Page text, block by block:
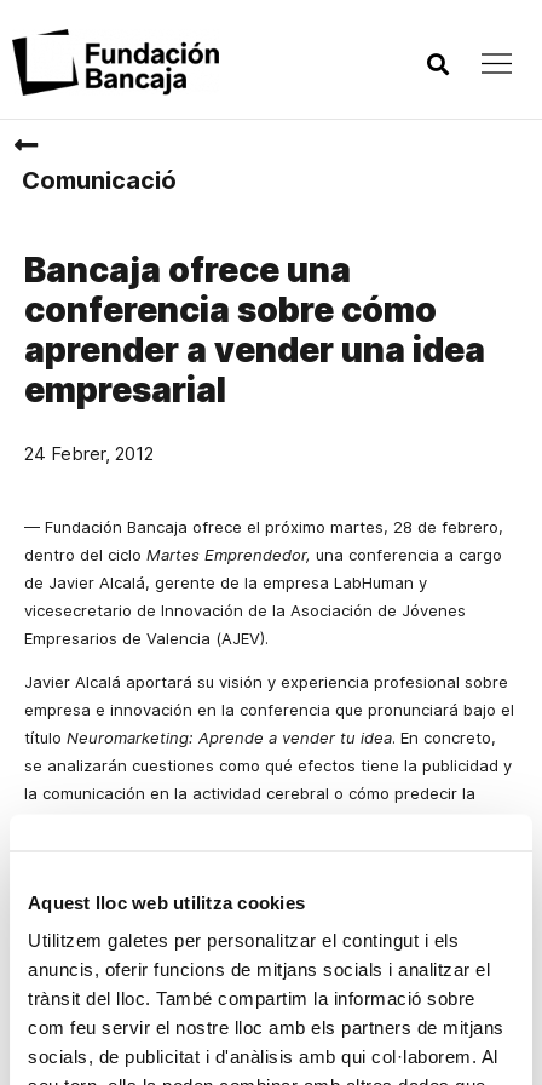
Aquest lloc web utilitza cookies
Utilitzem galetes per personalitzar el contingut i els
anuncis, oferir funcions de mitjans socials i analitzar el
trànsit del lloc. També compartim la informació sobre
com feu servir el nostre lloc amb els partners de mitjans
socials, de publicitat i d'anàlisis amb qui col·laborem. Al
Comunicació
Bancaja ofrece una
conferencia sobre cómo
aprender a vender una idea
empresarial
24 Febrer, 2012
— Fundación Bancaja ofrece el próximo martes, 28 de febrero,
dentro del ciclo Martes Emprendedor, una conferencia a cargo
de Javier Alcalá, gerente de la empresa LabHuman y
vicesecretario de Innovación de la Asociación de Jóvenes
Empresarios de Valencia (AJEV).
Javier Alcalá aportará su visión y experiencia profesional sobre
empresa e innovación en la conferencia que pronunciará bajo el
título Neuromarketing: Aprende a vender tu idea. En concreto,
se analizarán cuestiones como qué efectos tiene la publicidad y
la comunicación en la actividad cerebral o cómo predecir la
Politécnica de Valencia y Mechanical Engineering por la
masters en gestión de empresas y de innovación. El inicio de su
carrera estuvo orientado a la investigación y el desarrollo en el
sector del automóvil, concretamente en el área de seguridad
pasiva. Tras años de experiencia en el entorno técnico, pasó a
desarrollar actividades de definición y gestión de proyectos de